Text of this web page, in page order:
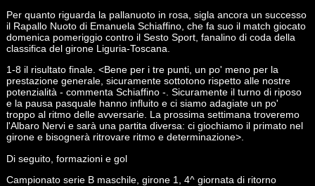
Per quanto riguarda la pallanuoto in rosa, sigla ancora un successo
il Rapallo Nuoto di Emanuela Schiaffino, che fa suo il match giocato
domenica pomeriggio contro il Sesto Sport, fanalino di coda della
classifica del girone Liguria-Toscana.
1-8 il risultato finale. <Bene per i tre punti, un po' meno per la
prestazione generale, sicuramente sottotono rispetto alle nostre
potenzialità - commenta Schiaffino -. Sicuramente il turno di riposo
e la pausa pasquale hanno influito e ci siamo adagiate un po'
troppo al ritmo delle avversarie. La prossima settimana troveremo
l'Albaro Nervi e sarà una partita diversa: ci giochiamo il primato nel
girone e bisognerà ritrovare ritmo e determinazione>.
Di seguito, formazioni e gol
Campionato serie B maschile, girone 1, 4^ giornata di ritorno